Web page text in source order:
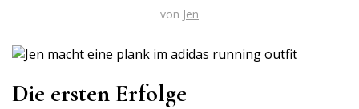
von Jen
Die ersten Erfolge